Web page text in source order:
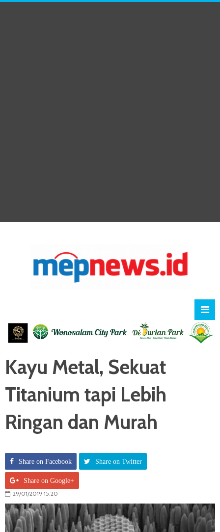
Kayu Metal, Sekuat
Titanium tapi Lebih
Ringan dan Murah
Share on Facebook Share on Twitter
Share on Google+
29/01/2019 15:20